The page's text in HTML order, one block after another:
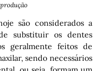
são considerados a
substituir os dentes
geralmente feitos de
sendo necessários